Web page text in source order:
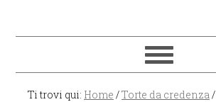
Ti trovi qui: Home /Torte da credenza/